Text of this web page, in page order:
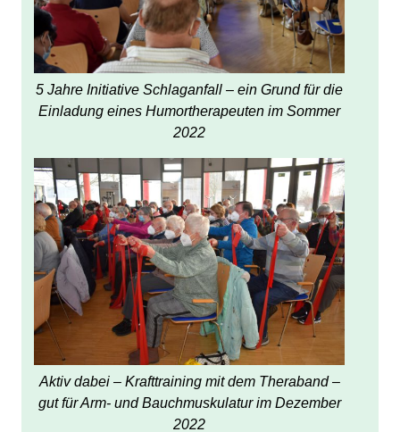
5 Jahre Initiative Schlaganfall – ein Grund für die
Einladung eines Humortherapeuten im Sommer
2022
Aktiv dabei – Krafttraining mit dem Theraband –
gut für Arm- und Bauchmuskulatur im Dezember
2022